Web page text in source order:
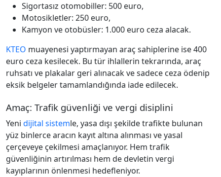
Sigortasız otomobiller: 500 euro,
Motosikletler: 250 euro,
Kamyon ve otobüsler: 1.000 euro ceza alacak.
KTEO muayenesi yaptırmayan araç sahiplerine ise 400
euro ceza kesilecek. Bu tür ihlallerin tekrarında, araç
ruhsatı ve plakalar geri alınacak ve sadece ceza ödenip
eksik belgeler tamamlandığında iade edilecek.
Amaç: Trafik güvenliği ve vergi disiplini
Yeni dijital sistemle, yasa dışı şekilde trafikte bulunan
yüz binlerce aracın kayıt altına alınması ve yasal
çerçeveye çekilmesi amaçlanıyor. Hem trafik
güvenliğinin artırılması hem de devletin vergi
kayıplarının önlenmesi hedefleniyor.